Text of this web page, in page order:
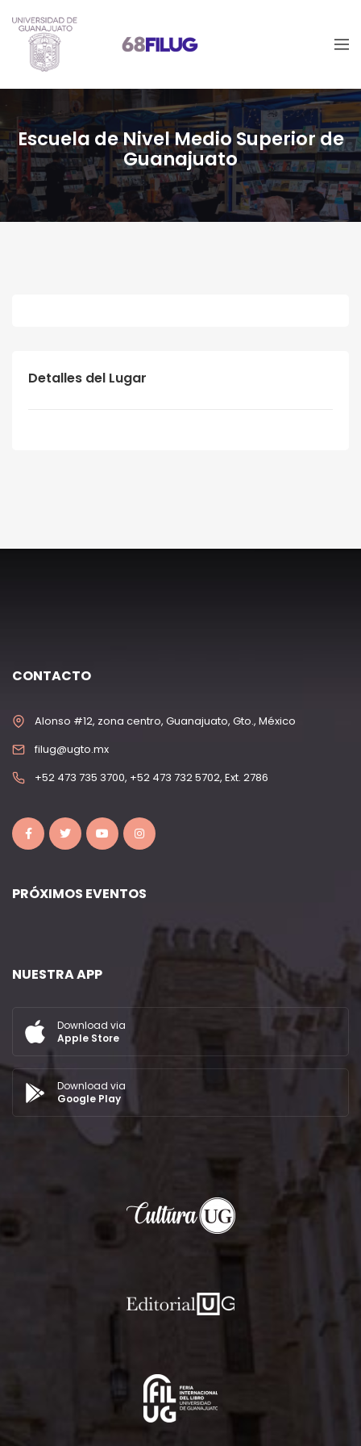
Escuela de Nivel Medio Superior de
Guanajuato
Detalles del Lugar
CONTACTO
Alonso #12, zona centro, Guanajuato, Gto., México
filug@ugto.mx
+52 473 735 3700, +52 473 732 5702, Ext. 2786
PRÓXIMOS EVENTOS
NUESTRA APP
Download via
Apple Store
Download via
Google Play